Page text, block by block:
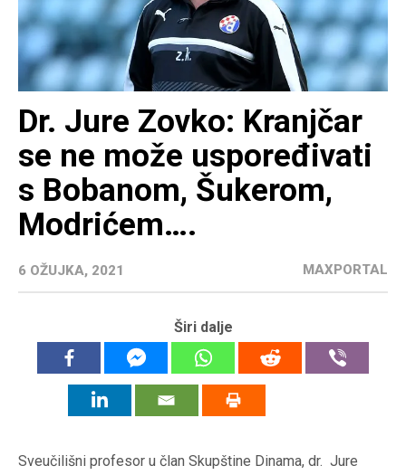
Dr. Jure Zovko: Kranjčar
se ne može uspoređivati
s Bobanom, Šukerom,
Modrićem….
6 OŽUJKA, 2021 MAXPORTAL
Širi dalje
Sveučilišni profesor u član Skupštine Dinama, dr. Jure